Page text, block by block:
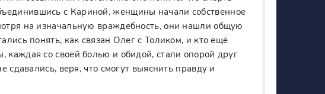
с Кариной, женщины начали собственное
на изначальную враждебность, они нашли общую
понять, как связан Олег с Толиком, и кто ещё
со своей болью и обидой, стали опорой друг
веря, что смогут выяснить правду и